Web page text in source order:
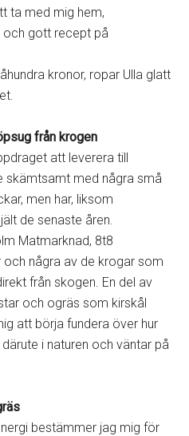
ta med mig hem,
och gott recept på
kronor, ropar Ulla glatt
från krogen
att leverera till
skämtsamt med några små
men har, liksom
de senaste åren.
Matmarknad, 8t8
några av de krogar som
från skogen. En del av
och ogräs som kirskål
att börja fundera över hur
i naturen och väntar på
bestämmer jag mig för